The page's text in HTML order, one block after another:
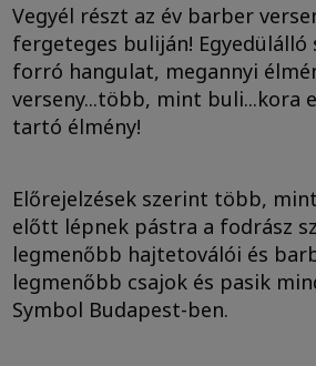
Vegyél részt az év barber
fergeteges buliján! Egyedülálló
forró hangulat, megannyi
verseny...több, mint buli...kora
tartó élmény!
Előrejelzések szerint több,
előtt lépnek pástra a fodrász
legmenőbb hajtetoválói és
legmenőbb csajok és pasik
Symbol Budapest-ben.